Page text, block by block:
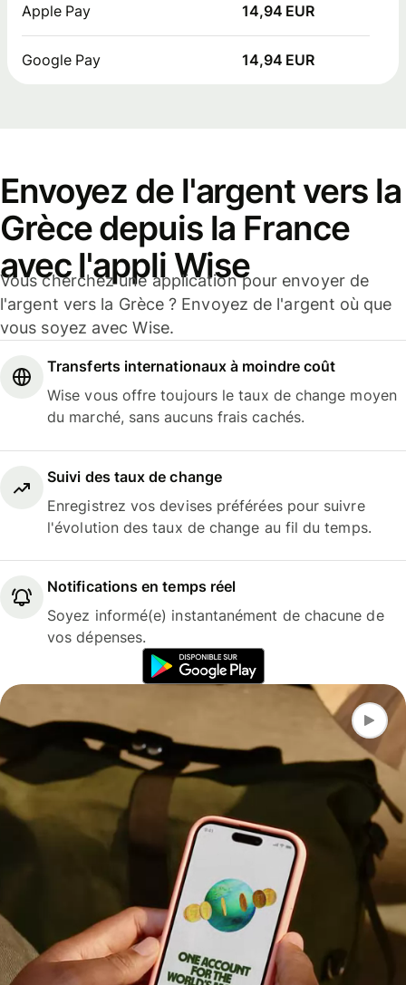
Apple Pay 14,94 EUR
Google Pay 14,94 EUR
Envoyez de l'argent vers la
Grèce depuis la France
avec l'appli Wise
Vous cherchez une application pour envoyer de
l'argent vers la Grèce ? Envoyez de l'argent où que
vous soyez avec Wise.
Transferts internationaux à moindre coût
Wise vous offre toujours le taux de change moyen
du marché, sans aucuns frais cachés.
Suivi des taux de change
Enregistrez vos devises préférées pour suivre
l'évolution des taux de change au fil du temps.
Notifications en temps réel
Soyez informé(e) instantanément de chacune de
vos dépenses.